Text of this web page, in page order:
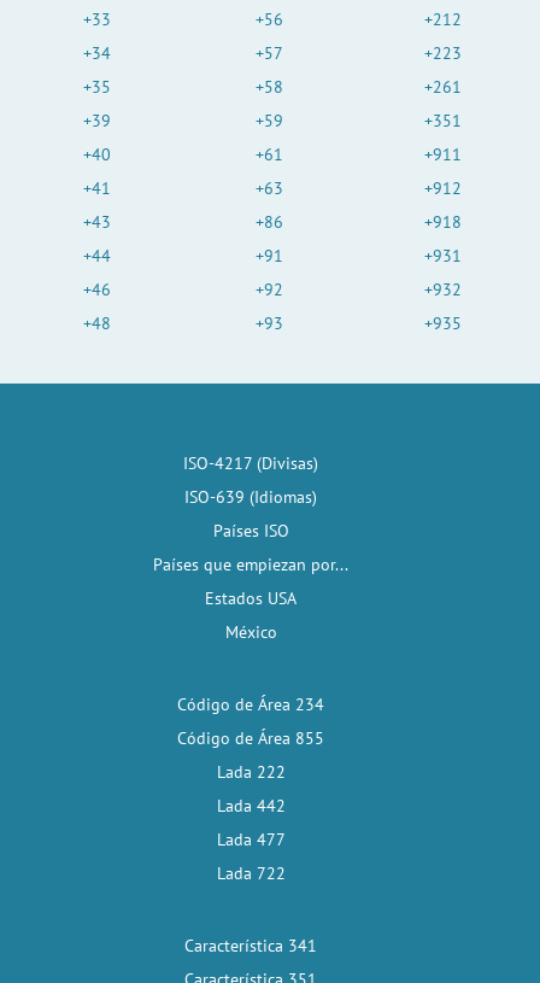
+33
+34
+35
+39
+40
+41
+43
+44
+46
+48
+56
+57
+58
+59
+61
+63
+86
+91
+92
+93
+212
+223
+261
+351
+911
+912
+918
+931
+932
+935
ISO-4217 (Divisas)
ISO-639 (Idiomas)
Países ISO
Países que empiezan por...
Estados USA
México
Código de Área 234
Código de Área 855
Lada 222
Lada 442
Lada 477
Lada 722
Característica 341